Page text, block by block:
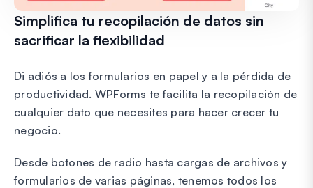
Simplifica tu recopilación de datos sin
sacrificar la flexibilidad
Di adiós a los formularios en papel y a la pérdida de
productividad. WPForms te facilita la recopilación de
cualquier dato que necesites para hacer crecer tu
negocio.
Desde botones de radio hasta cargas de archivos y
formularios de varias páginas, tenemos todos los